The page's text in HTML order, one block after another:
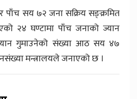
पाँच सय ७२ जना सक्रिय सङ्क्रमित
२४ घण्टामा पाँच जनाको ज्यान
गुमाउनेको संख्या आठ सय ४७
मन्त्रालयले जनाएको छ ।